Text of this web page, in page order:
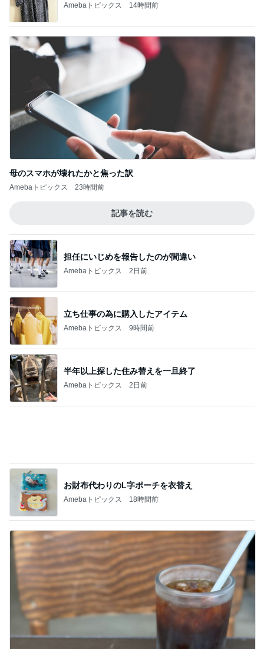
母のスマホが壊れたかと焦った訳
Amebaトピックス
記事を読む
Amebaトピックス 2日前
立ち仕事の為に購入したアイテム
Amebaトピックス 9時間前
半年以上探した住み替えを一旦終了
Amebaトピックス 2日前
お財布代わりのL字ポーチを衣替え
Amebaトピックス 18時間前
みっしりしっとりした生地のケーキ
Amebaトピックス 19時間前
記事を読む
大満足の夏のBBQとビア缶チキン